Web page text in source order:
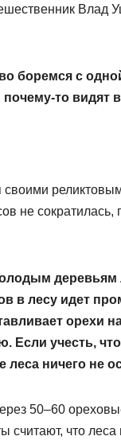
Влад
боремся с
то видят
своими
не
деревьям
в лесу идет
орехи
учесть,
ничего не
50–60
считают, что